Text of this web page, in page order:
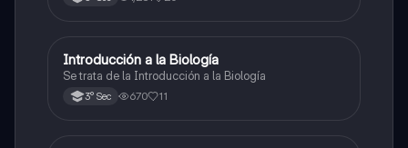
Biología
Introducción a la Biología
Se trata de la Introducción a la Biología
3° Sec 670 11